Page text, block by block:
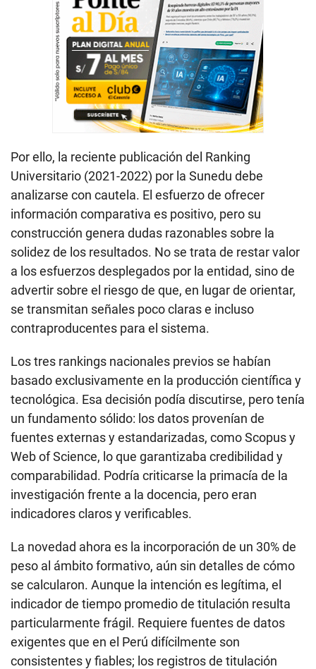
Por ello, la reciente publicación del Ranking
Universitario (2021-2022) por la Sunedu debe
analizarse con cautela. El esfuerzo de ofrecer
información comparativa es positivo, pero su
construcción genera dudas razonables sobre la
solidez de los resultados. No se trata de restar valor
a los esfuerzos desplegados por la entidad, sino de
advertir sobre el riesgo de que, en lugar de orientar,
se transmitan señales poco claras e incluso
contraproducentes para el sistema.
Los tres rankings nacionales previos se habían
basado exclusivamente en la producción científica y
tecnológica. Esa decisión podía discutirse, pero tenía
un fundamento sólido: los datos provenían de
fuentes externas y estandarizadas, como Scopus y
Web of Science, lo que garantizaba credibilidad y
comparabilidad. Podría criticarse la primacía de la
investigación frente a la docencia, pero eran
indicadores claros y verificables.
La novedad ahora es la incorporación de un 30% de
peso al ámbito formativo, aún sin detalles de cómo
se calcularon. Aunque la intención es legítima, el
indicador de tiempo promedio de titulación resulta
particularmente frágil. Requiere fuentes de datos
exigentes que en el Perú difícilmente son
consistentes y fiables; los registros de titulación